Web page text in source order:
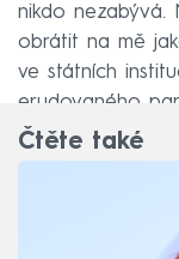
nikdo nezabývá.
obrátit na mě
ve státních
erudovaného
Čtěte také